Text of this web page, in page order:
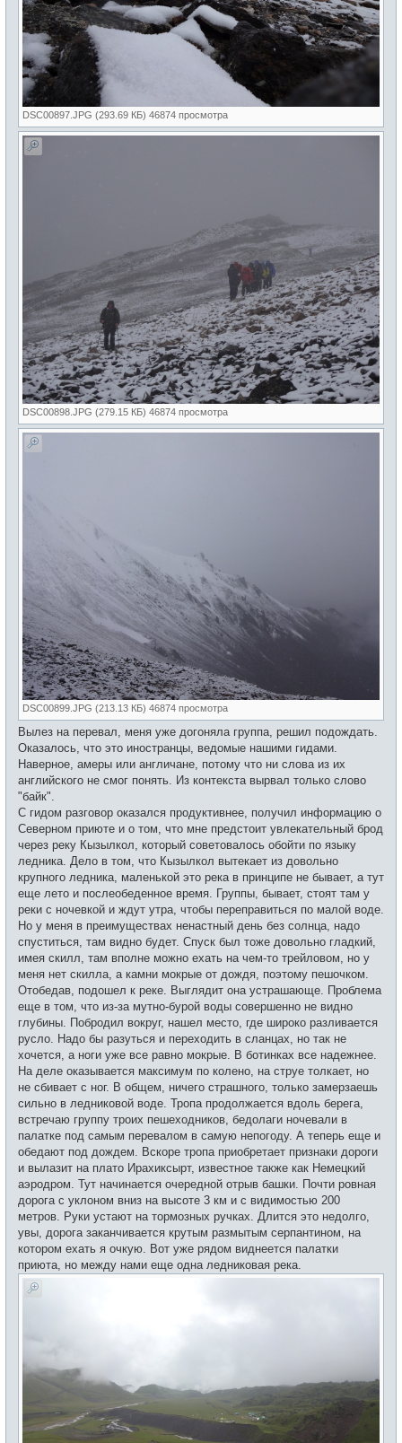
DSC00897.JPG (293.69 КБ) 46874 просмотра
DSC00898.JPG (279.15 КБ) 46874 просмотра
DSC00899.JPG (213.13 КБ) 46874 просмотра
Вылез на перевал, меня уже догоняла группа, решил подождать.
Оказалось, что это иностранцы, ведомые нашими гидами.
Наверное, амеры или англичане, потому что ни слова из их
английского не смог понять. Из контекста вырвал только слово
"байк".
С гидом разговор оказался продуктивнее, получил информацию о
Северном приюте и о том, что мне предстоит увлекательный брод
через реку Кызылкол, который советовалось обойти по языку
ледника. Дело в том, что Кызылкол вытекает из довольно
крупного ледника, маленькой это река в принципе не бывает, а тут
еще лето и послеобеденное время. Группы, бывает, стоят там у
реки с ночевкой и ждут утра, чтобы переправиться по малой воде.
Но у меня в преимуществах ненастный день без солнца, надо
спуститься, там видно будет. Спуск был тоже довольно гладкий,
имея скилл, там вполне можно ехать на чем-то трейловом, но у
меня нет скилла, а камни мокрые от дождя, поэтому пешочком.
Отобедав, подошел к реке. Выглядит она устрашающе. Проблема
еще в том, что из-за мутно-бурой воды совершенно не видно
глубины. Побродил вокруг, нашел место, где широко разливается
русло. Надо бы разуться и переходить в сланцах, но так не
хочется, а ноги уже все равно мокрые. В ботинках все надежнее.
На деле оказывается максимум по колено, на струе толкает, но
не сбивает с ног. В общем, ничего страшного, только замерзаешь
сильно в ледниковой воде. Тропа продолжается вдоль берега,
встречаю группу троих пешеходников, бедолаги ночевали в
палатке под самым перевалом в самую непогоду. А теперь еще и
обедают под дождем. Вскоре тропа приобретает признаки дороги
и вылазит на плато Ирахиксырт, известное также как Немецкий
аэродром. Тут начинается очередной отрыв башки. Почти ровная
дорога с уклоном вниз на высоте 3 км и с видимостью 200
метров. Руки устают на тормозных ручках. Длится это недолго,
увы, дорога заканчивается крутым размытым серпантином, на
котором ехать я очкую. Вот уже рядом виднеется палатки
приюта, но между нами еще одна ледниковая река.